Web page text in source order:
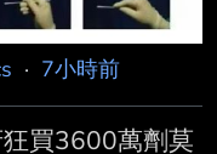
· 7小時前
買3600萬劑莫